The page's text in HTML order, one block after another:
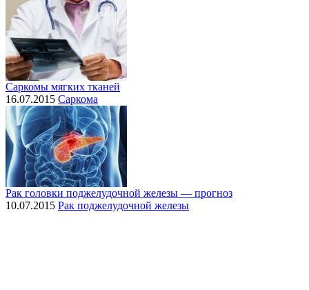
Саркомы мягких тканей
16.07.2015 Саркома
Рак головки поджелудочной железы — прогноз
10.07.2015 Рак поджелудочной железы